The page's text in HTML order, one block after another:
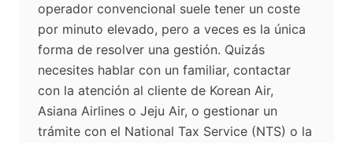
operador convencional suele tener un coste
por minuto elevado, pero a veces es la única
forma de resolver una gestión. Quizás
necesites hablar con un familiar, contactar
con la atención al cliente de Korean Air,
Asiana Airlines o Jeju Air, o gestionar un
trámite con el National Tax Service (NTS) o la